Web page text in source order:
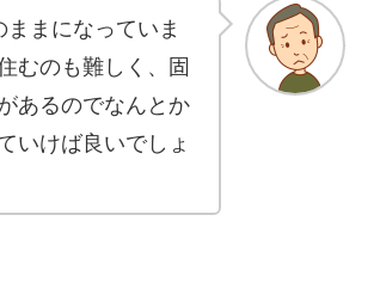
まになっていま
むのも難しく、固
あるのでなんとか
いけば良いでしょ